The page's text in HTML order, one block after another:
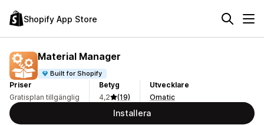
Shopify App Store
Material Manager
Built for Shopify
Priser
Gratisplan tillgänglig
Betyg
4,2
(19)
Utvecklare
Omatic
Installera